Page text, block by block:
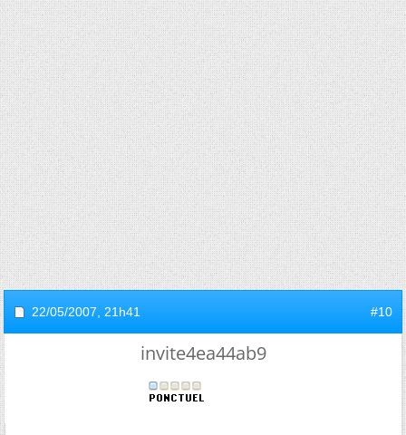
22/05/2007, 21h41 #10
invite4ea44ab9